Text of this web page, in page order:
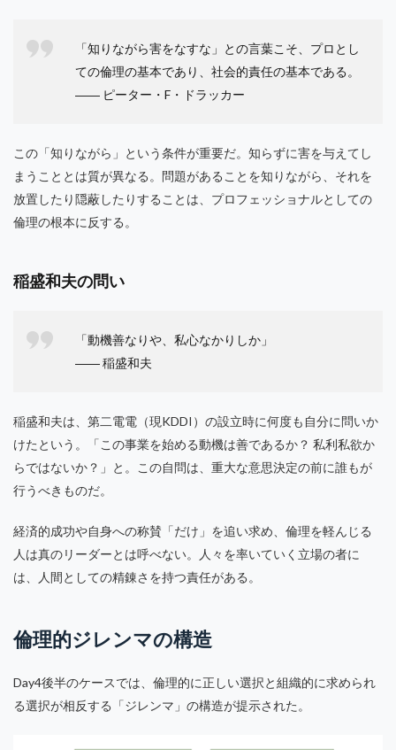
「知りながら害をなすな」との言葉こそ、プロとし
ての倫理の基本であり、社会的責任の基本である。
―― ピーター・F・ドラッカー
この「知りながら」という条件が重要だ。知らずに害を与えてし
まうこととは質が異なる。問題があることを知りながら、それを
放置したり隠蔽したりすることは、プロフェッショナルとしての
倫理の根本に反する。
稲盛和夫の問い
「動機善なりや、私心なかりしか」
―― 稲盛和夫
稲盛和夫は、第二電電（現KDDI）の設立時に何度も自分に問いか
けたという。「この事業を始める動機は善であるか？ 私利私欲か
らではないか？」と。この自問は、重大な意思決定の前に誰もが
行うべきものだ。
経済的成功や自身への称賛「だけ」を追い求め、倫理を軽んじる
人は真のリーダーとは呼べない。人々を率いていく立場の者に
は、人間としての精錬さを持つ責任がある。
倫理的ジレンマの構造
Day4後半のケースでは、倫理的に正しい選択と組織的に求められ
る選択が相反する「ジレンマ」の構造が提示された。